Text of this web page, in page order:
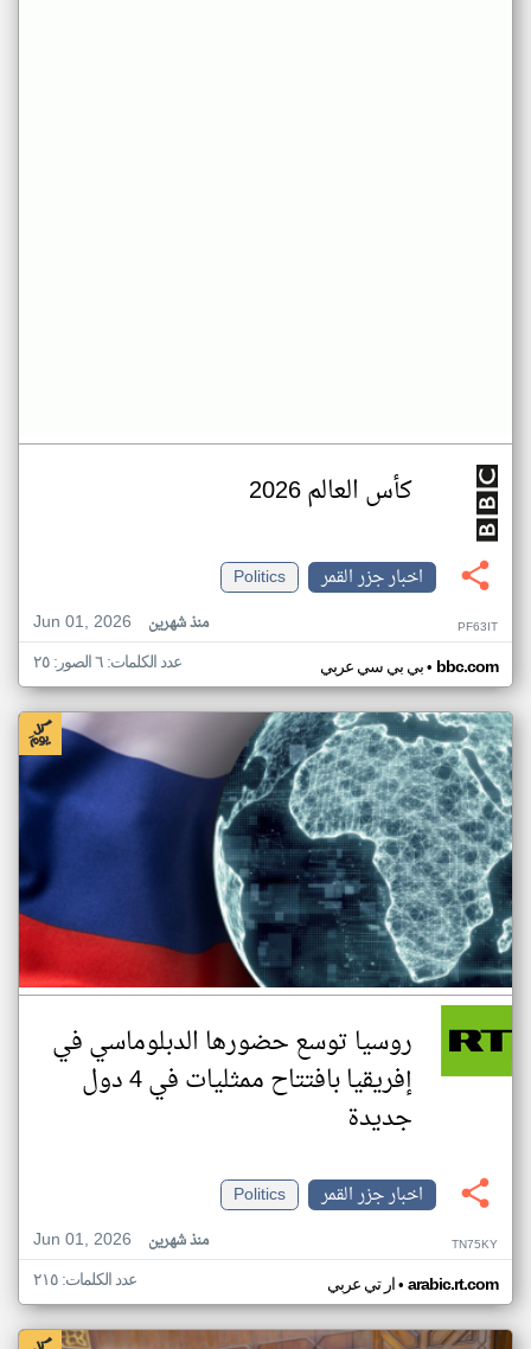
كأس العالم 2026
اخبار جزر القمر
Politics
Jun 01, 2026
منذ شهرين PF63IT
بي بي سي عربي• bbc.com عدد الكلمات: ٦ الصور: ٢٥
روسيا توسع حضورها الدبلوماسي في
إفريقيا بافتتاح ممثليات في 4 دول
جديدة
اخبار جزر القمر
Politics
Jun 01, 2026
منذ شهرين TN75KY
ار تي عربي• arabic.rt.com عدد الكلمات: ٢١٥